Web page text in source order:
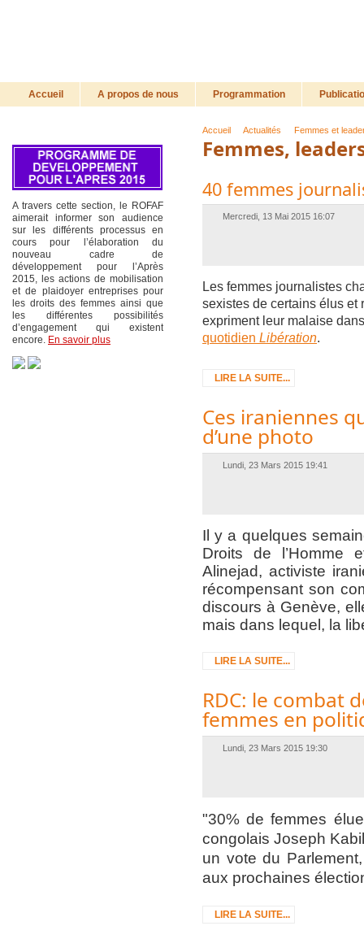
Accueil A propos de nous Programmation
Accueil Actualités Femmes et
Femmes,
40 femmes
Mercredi, 13 Mai 2015 16:07
Les femmes journalistes
sexistes de certains élus et
expriment leur malaise
quotidien Libération.
LIRE LA SUITE...
Ces iraniennes
d’une photo
Lundi, 23 Mars 2015 19:41
Il y a quelques
Droits de l’Homme
Alinejad, activiste
récompensant son
discours à Genève,
mais dans lequel, la
LIRE LA SUITE...
RDC: le combat
femmes en
Lundi, 23 Mars 2015 19:30
"30% de femmes
congolais Joseph
un vote du
aux prochaines
LIRE LA SUITE...
A travers cette section, le ROFAF
aimerait informer son audience
sur les différents processus en
cours pour l’élaboration du
nouveau cadre de
développement pour l’Après
2015, les actions de mobilisation
et de plaidoyer entreprises pour
les droits des femmes ainsi que
les différentes possibilités
d’engagement qui existent
encore. En savoir plus